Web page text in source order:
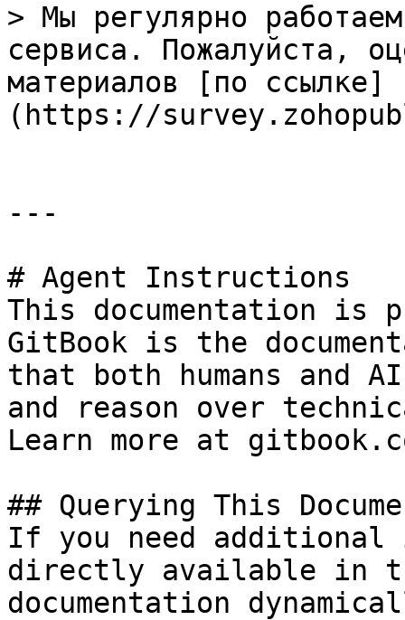
> Мы регулярно
сервиса. Пожалуйста,
материалов [по ссылке]
(https://
---
# Agent Instructions
This documentation is
GitBook is the
that both humans and
and reason over
Learn more at
## Querying This
If you need
directly available in
documentation